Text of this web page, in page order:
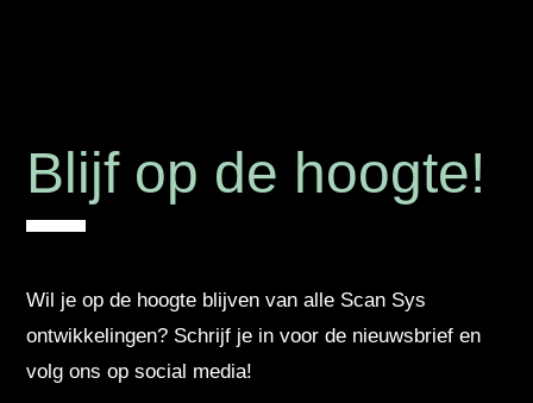
Blijf op de hoogte!
Wil je op de hoogte blijven van alle Scan Sys
ontwikkelingen? Schrijf je in voor de nieuwsbrief en
volg ons op social media!